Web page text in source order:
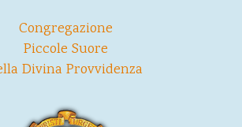
Congregazione
Piccole Suore
Divina Provvidenza